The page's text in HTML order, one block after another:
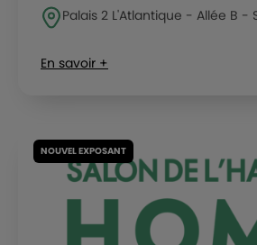
Palais 2 L'Atlantique - Allée B -
En savoir +
NOUVEL EXPOSANT